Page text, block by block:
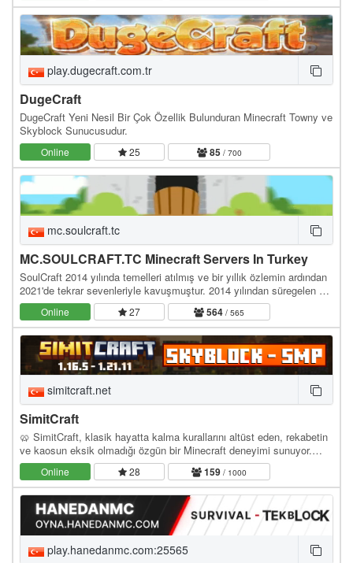
play.dugecraft.com.tr
DugeCraft
DugeCraft Yeni Nesil Bir Çok Özellik Bulunduran Minecraft Towny ve
Skyblock Sunucusudur.
Online 25 85/ 700
mc.soulcraft.tc
MC.SOULCRAFT.TC Minecraft Servers In Turkey
SoulCraft 2014 yılında temelleri atılmış ve bir yıllık özlemin ardından
2021'de tekrar sevenleriyle kavuşmuştur. 2014 yılından süregelen bir
birliktelik ve çalışma…
Online 27 564 / 565
simitcraft.net
SimitCraft
🥨 SimitCraft, klasik hayatta kalma kurallarını altüst eden, rekabetin
ve kaosun eksik olmadığı özgün bir Minecraft deneyimi sunuyor.
İster SMP dünyasında ittifaklar…
Online 28 159 / 1000
play.hanedanmc.com:25565